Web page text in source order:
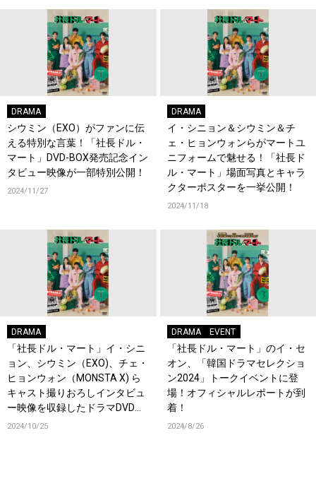
DRAMA
シウミン（EXO）がファンに伝
える特別な言葉！「社長ドル・
マート」DVD-BOX発売記念イン
タビュー映像が一部特別公開！
2024/11/27
DRAMA
イ・シニョン＆シウミン＆チ
ェ・ヒョンウォンらがマートユ
ニフォームで魅せる！「社長ド
ル・マート」場面写真とキャラ
クターポスターを一挙公開！
2024/11/18
DRAMA
「社長ドル・マート」イ・シニ
ョン、シウミン（EXO)、チェ・
ヒョンウォン（MONSTA X) ら
キャスト撮りおろしインタビュ
ー映像を収録したドラマDVD発
売決定！サイン入りグッズプレ
2024/10/25
DRAMA EVENT
「社長ドル・マート」のイ・セ
オン、「韓国ドラマセレクショ
ン2024」トークイベントに登
場！オフィシャルレポートが到
着！
2024/8/26